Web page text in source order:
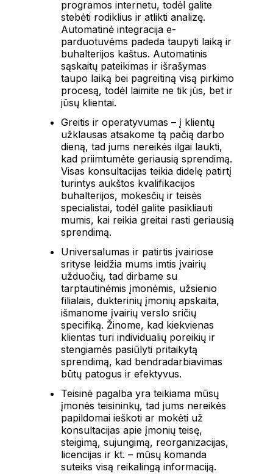
programos internetu, todėl galite
stebėti rodiklius ir atlikti analizę.
Automatinė integracija e-
parduotuvėms padeda taupyti laiką ir
buhalterijos kaštus. Automatinis
sąskaitų pateikimas ir išrašymas
taupo laiką bei pagreitiną visą pirkimo
procesą, todėl laimite ne tik jūs, bet ir
jūsų klientai.
Greitis ir operatyvumas – į klientų
užklausas atsakome tą pačią darbo
dieną, tad jums nereikės ilgai laukti,
kad priimtumėte geriausią sprendimą.
Visas konsultacijas teikia didelę patirtį
turintys aukštos kvalifikacijos
buhalterijos, mokesčių ir teisės
specialistai, todėl galite pasikliauti
mumis, kai reikia greitai rasti geriausią
sprendimą.
Universalumas ir patirtis įvairiose
srityse leidžia mums imtis įvairių
užduočių, tad dirbame su
tarptautinėmis įmonėmis, užsienio
filialais, dukterinių įmonių apskaita,
išmanome įvairių verslo sričių
specifiką. Žinome, kad kiekvienas
klientas turi individualių poreikių ir
stengiamės pasiūlyti pritaikytą
sprendimą, kad bendradarbiavimas
būtų patogus ir efektyvus.
Teisinė pagalba yra teikiama mūsų
įmonės teisininkų, tad jums nereikės
papildomai ieškoti ar mokėti už
konsultacijas apie įmonių teisę,
steigimą, sujungimą, reorganizacijas,
licencijas ir kt. – mūsų komanda
suteiks visą reikalingą informaciją.